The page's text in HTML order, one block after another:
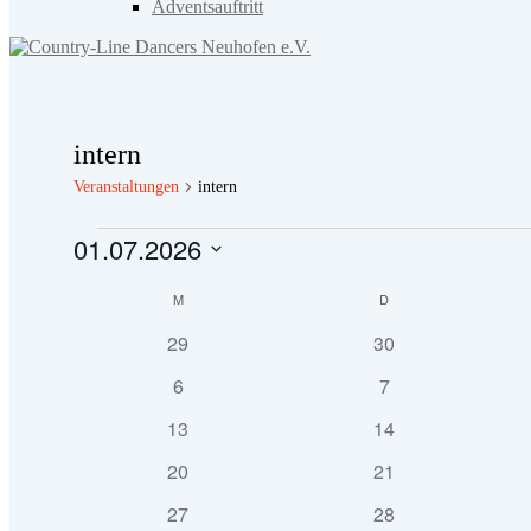
Adventsauftritt
intern
Veranstaltungen intern
Veranstaltungen
01.07.2026
KalenderMMONTAG D
0
29
0
30
0
6
0
7
0
13
0
14
0
20
0
21
0
27
0
28